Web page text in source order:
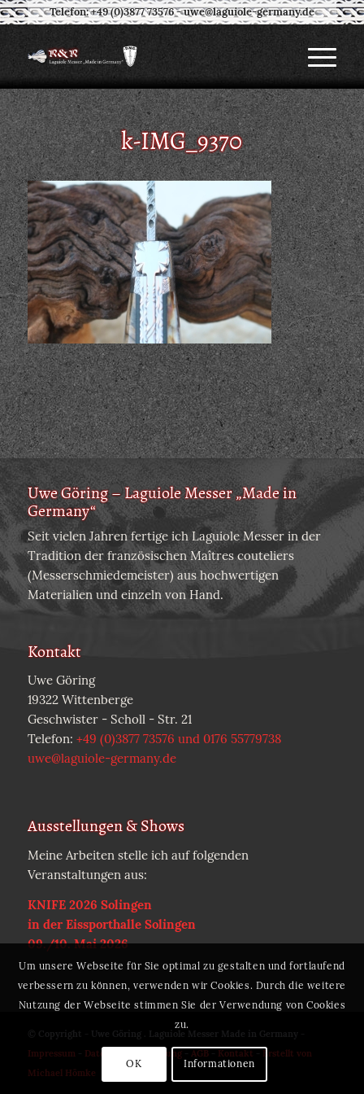
Telefon: +49 (0)3877 73576-uwe@laguiole-germany.de
k-IMG_9370
Uwe Göring – Laguiole Messer „Made in
Germany“
Seit vielen Jahren fertige ich Laguiole Messer in der
Tradition der französischen Maîtres couteliers
(Messerschmiedemeister) aus hochwertigen
Materialien und einzeln von Hand.
Kontakt
Uwe Göring
19322 Wittenberge
Geschwister - Scholl - Str. 21
Telefon: +49 (0)3877 73576 und 0176 55779738
uwe@laguiole-germany.de
Ausstellungen & Shows
Meine Arbeiten stelle ich auf folgenden
Veranstaltungen aus:
KNIFE 2026 Solingen
in der Eissporthalle Solingen
09./10. Mai 2026
© Copyright - Uwe Göring . Laguiole Messer Made in Germany -
Impressum- Datenschutzerklärung- AGB- Kontakt
Erstellt von
Michael Hömke
Um unsere Webseite für Sie optimal zu gestalten und fortlaufend
verbessern zu können, verwenden wir Cookies. Durch die weitere
Nutzung der Webseite stimmen Sie der Verwendung von Cookies
zu.
OK Informationen